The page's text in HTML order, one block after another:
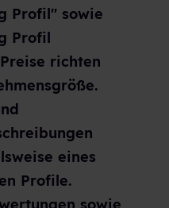
Profil" sowie
Profil
richten
eines
Profile.